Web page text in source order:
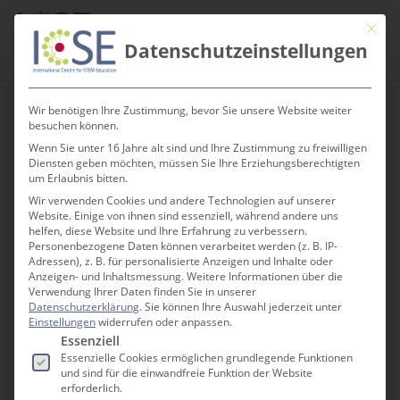
Skip
content
search
Termine
Online
« Alle Veranstaltungen
Veranstaltungen an diesem veranstaltungsort
HinweisEs wurden keine Ergebnisse gefunden.
Anstehende
Datum
Mit
Datenschutzeinstellungen
Wir benötigen Ihre Zustimmung, bevor Sie unsere Website weiter
besuchen können.
Wenn Sie unter 16 Jahre alt sind und Ihre Zustimmung zu freiwilligen
Diensten geben möchten, müssen Sie Ihre Erziehungsberechtigten
um Erlaubnis bitten.
Wir verwenden Cookies und andere Technologien auf unserer
Website. Einige von ihnen sind essenziell, während andere uns
helfen, diese Website und Ihre Erfahrung zu verbessern.
Personenbezogene Daten können verarbeitet werden (z. B. IP-
Adressen), z. B. für personalisierte Anzeigen und Inhalte oder
Anzeigen- und Inhaltsmessung.Weitere Informationen über die
Verwendung Ihrer Daten finden Sie in unserer
Datenschutzerklärung.Sie können Ihre Auswahl jederzeit unter
Einstellungenwiderrufen oder anpassen.
Es folgt eine Liste der Service-Gruppen, für die
Essenziell
Essenzielle Cookies ermöglichen grundlegende Funktionen
und sind für die einwandfreie Funktion der Website
erforderlich.